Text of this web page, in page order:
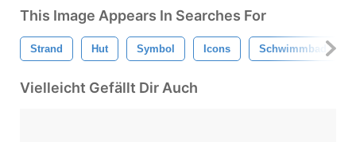
This Image Appears In Searches For
Strand Hut Symbol Icons Schwimmbad
Vielleicht Gefällt Dir Auch